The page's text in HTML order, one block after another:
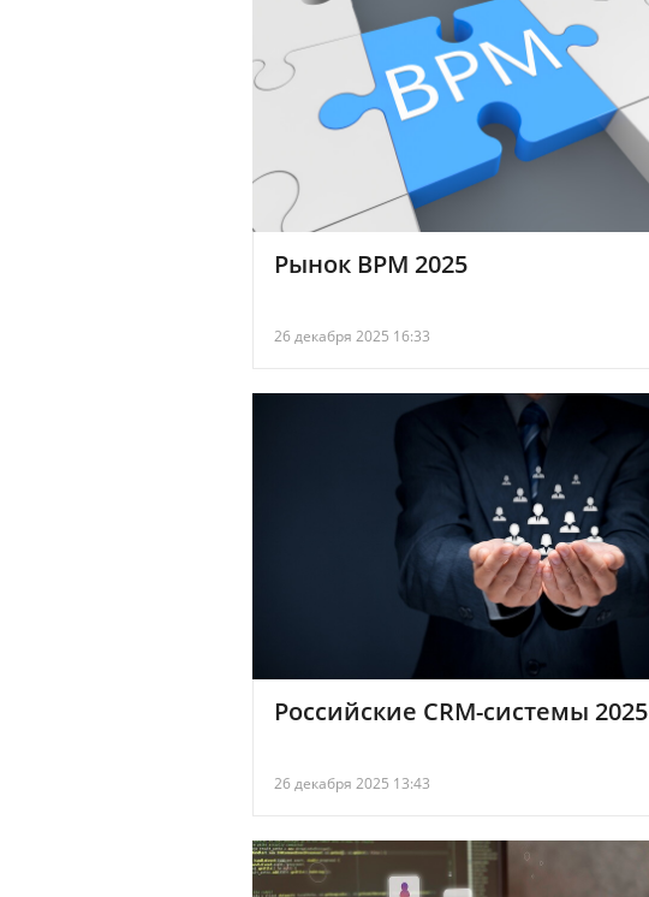
Рынок BPM 2025
26 декабря 2025 16:33
Российские CRM-системы 2025
26 декабря 2025 13:43